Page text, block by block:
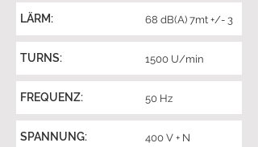
LÄRM: 68 dB(A) 7mt +/- 3
TURNS: 1500 U/min
FREQUENZ: 50 Hz
SPANNUNG: 400 V + N